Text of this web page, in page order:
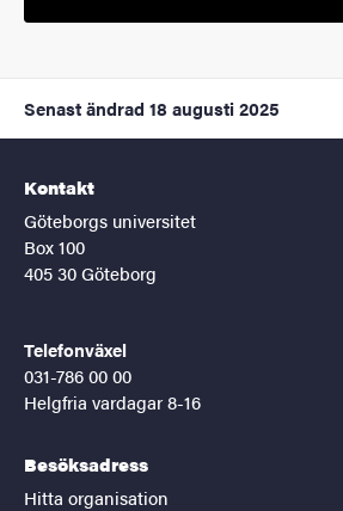
Senast ändrad 18 augusti 2025
Kontakt
Göteborgs universitet
Box 100
405 30 Göteborg
Telefonväxel
031-786 00 00
Helgfria vardagar 8-16
Besöksadress
Hitta organisation